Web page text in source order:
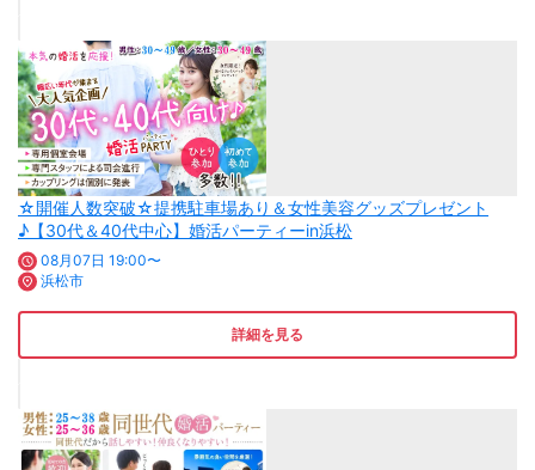
☆開催人数突破☆提携駐車場あり＆女性美容グッズプレゼント
♪【30代＆40代中心】婚活パーティーin浜松
08月07日 19:00〜
浜松市
詳細を見る